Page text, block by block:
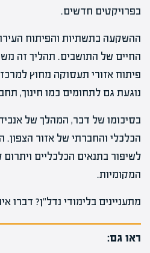
בפרויקטים חדשים.
ההשקעה בתשתיות והפיתוח
החיים של התושבים. תהליך זה
פיתוח אזורי תעסוקה מחוץ
נוגעת גם לתחומים כמו חינוך,
בסיכומו של דבר, המהלך של
הכלכלי והחברתי של אזור הצפון.
לשיפור בתנאים הכלכליים
המקומיות.
מתעניינים בלימודי נדל"ן? דברו
ראו גם: